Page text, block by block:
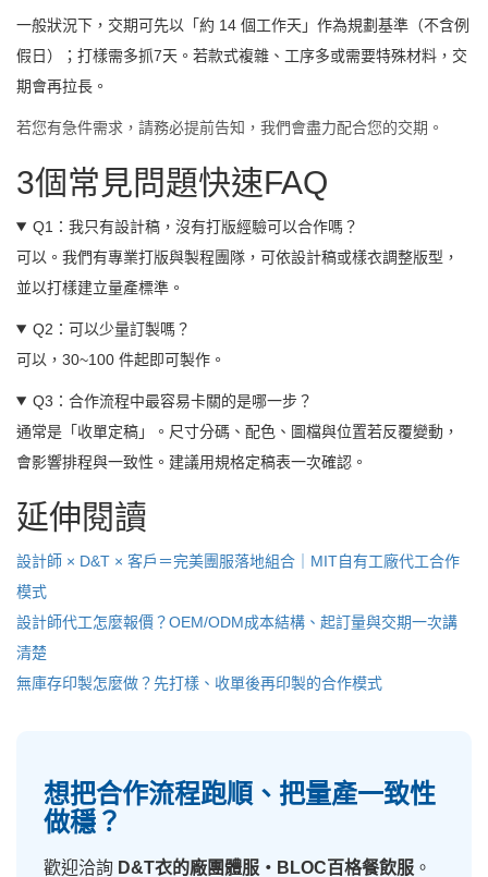
一般狀況下，交期可先以「約 14 個工作天」作為規劃基準（不含例
假日）；打樣需多抓7天。若款式複雜、工序多或需要特殊材料，交
期會再拉長。
若您有急件需求，請務必提前告知，我們會盡力配合您的交期。
3個常見問題快速FAQ
Q1：我只有設計稿，沒有打版經驗可以合作嗎？
可以。我們有專業打版與製程團隊，可依設計稿或樣衣調整版型，
並以打樣建立量產標準。
Q2：可以少量訂製嗎？
可以，30~100 件起即可製作。
Q3：合作流程中最容易卡關的是哪一步？
通常是「收單定稿」。尺寸分碼、配色、圖檔與位置若反覆變動，
會影響排程與一致性。建議用規格定稿表一次確認。
延伸閱讀
設計師 × D&T × 客戶＝完美團服落地組合｜MIT自有工廠代工合作
模式
設計師代工怎麼報價？OEM/ODM成本結構、起訂量與交期一次講
清楚
無庫存印製怎麼做？先打樣、收單後再印製的合作模式
想把合作流程跑順、把量產一致性
做穩？
歡迎洽詢 D&T衣的廠團體服・BLOC百格餐飲服 。